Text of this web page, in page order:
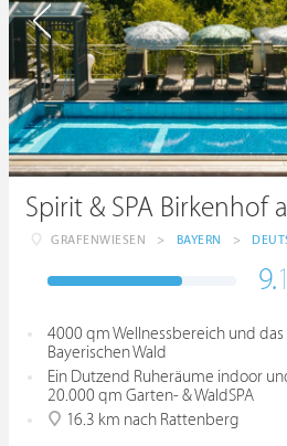
GRAFENWIESEN > BAYERN >
9.
4000 qm Wellnessbereich und
Bayerischen Wald
Ein Dutzend Ruheräume indoor
20.000 qm Garten- & WaldSPA
16.3 km nach Rattenberg